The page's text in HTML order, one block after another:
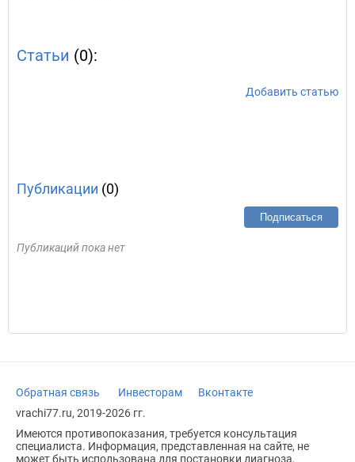
Статьи (0):
Добавить статью
Публикации (0)
Подписаться
Публикаций пока нет
Обратная связь Инвесторам
Вконтакте
vrachi77.ru, 2019-2026 гг.
Имеются противопоказания, требуется консультация
специалиста. Информация, представленная на сайте, не
может быть использована для постановки диагноза,